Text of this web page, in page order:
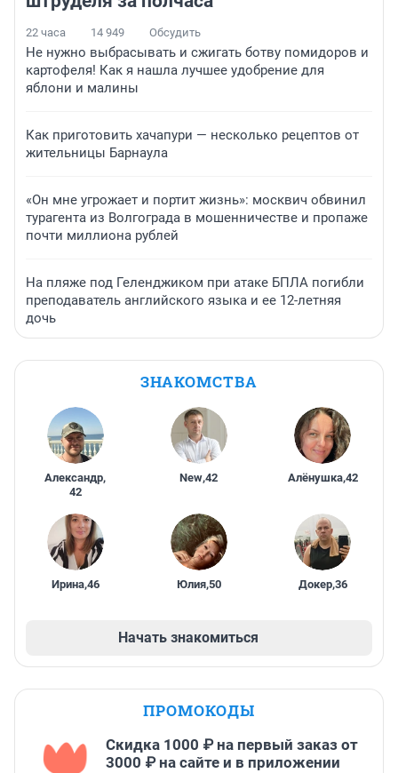
22 часа 14 949 Обсудить
Не нужно выбрасывать и сжигать ботву помидоров и
картофеля! Как я нашла лучшее удобрение для
яблони и малины
Как приготовить хачапури — несколько рецептов от
жительницы Барнаула
«Он мне угрожает и портит жизнь»: москвич обвинил
турагента из Волгограда в мошенничестве и пропаже
почти миллиона рублей
На пляже под Геленджиком при атаке БПЛА погибли
преподаватель английского языка и ее 12-летняя
дочь
ЗНАКОМСТВА
Александр,
42
New,42 Алёнушка,42
Ирина,46 Юлия,50 Докер,36
Начать знакомиться
ПРОМОКОДЫ
Скидка 1000 ₽ на первый заказ от
3000 ₽ на сайте и в приложении